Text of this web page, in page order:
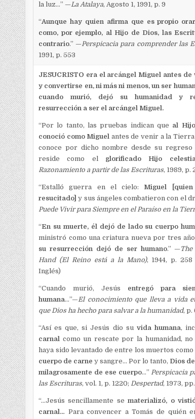
la luz…” —La Atalaya, Agosto 1, 1991, p. 9
“Aunque hay quien afirma que es propio
como, por ejemplo, al Hijo de Dios, las
contrario.” —Perspicacia para comprender las
1991, p. 553
JESUCRISTO era el arcángel Miguel antes
y convertirse en, ni más ni menos, un ser
cuando murió, dejó su humanidad y
resurrección a ser el arcángel Miguel.
“Por lo tanto, las pruebas indican que al
conoció como Miguel antes de venir a la
conoce por dicho nombre desde su regreso
reside como el glorificado Hijo
Razonamiento a partir de las Escrituras, 1989, p.
“Estalló guerra en el cielo: Miguel
resucitado] y sus ángeles combatieron con el
Puede Vivir para Siempre en el Paraíso en la
“En su muerte, él dejó de lado su cuerpo
ministró como una criatura nueva por tres
su resurrección dejó de ser humano.” —
Hand (El Reino está a la Mano), 1944, p.
Inglés)
“Cuando murió, Jesús entregó para
humana…”—El conocimiento que lleva a vida
que Dios ha hecho para salvar a la humanidad, p.
“Así es que, si Jesús dio su vida humana,
carnal como un rescate por la humanidad,
haya sido levantado de entre los muertos como
cuerpo de carne y sangre… Por lo tanto, Dios
milagrosamente de ese cuerpo…”Perspicacia
las Escrituras, vol. 1, p. 1220;Despertad, 1973,
“…Jesús sencillamente sematerializó, o
carnal… Para convencer a Tomás de quién